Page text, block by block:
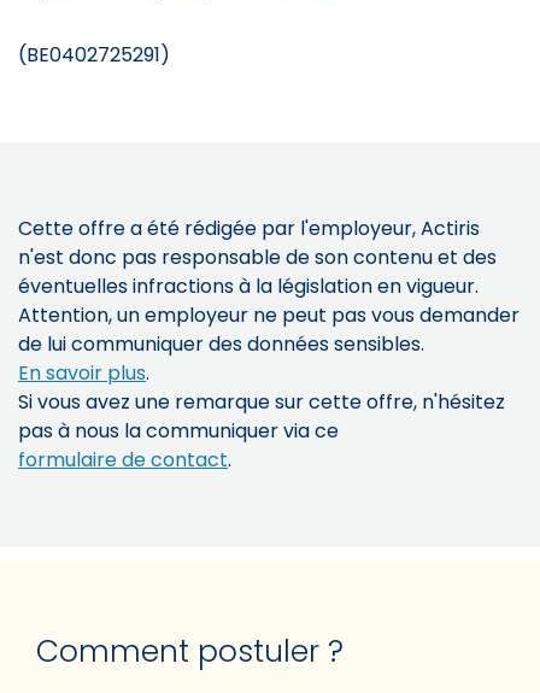
(BE0402725291)
Cette offre a été rédigée par l'employeur, Actiris
n'est donc pas responsable de son contenu et des
éventuelles infractions à la législation en vigueur.
Attention, un employeur ne peut pas vous demander
de lui communiquer des données sensibles.
En savoir plus.
Si vous avez une remarque sur cette offre, n'hésitez
pas à nous la communiquer via ce
formulaire de contact.
Comment postuler ?